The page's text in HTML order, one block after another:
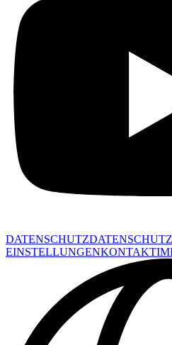
DATENSCHUTZ
EINSTELLUNGENKONTAKT